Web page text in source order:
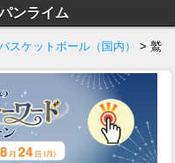
ンライム
スケットボール（国内）
> 鷲